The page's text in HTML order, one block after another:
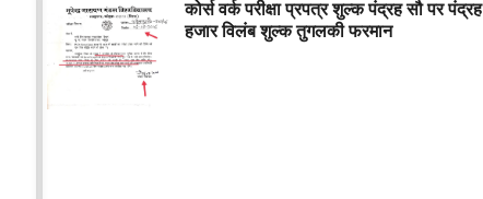
कोर्स वर्क परीक्षा प्रपत्र शुल्क पंद्रह सौ पर पंद्रह
हजार विलंब शुल्क तुगलकी फरमान